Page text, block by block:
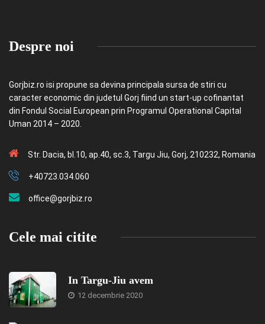
Despre noi
Gorjbiz.ro isi propune sa devina principala sursa de stiri cu
caracter economic din judetul Gorj fiind un start-up cofinantat
din Fondul Social European prin Programul Operational Capital
Uman 2014 – 2020.
Str. Dacia, bl.10, ap.40, sc.3, Targu Jiu, Gorj, 210232, Romania
+40723.034.060
office@gorjbiz.ro
Cele mai citite
In Targu-Jiu avem
12 decembrie 2020